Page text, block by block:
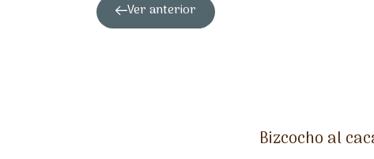
Ver anterior
Bizcocho al